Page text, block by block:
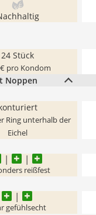
24 Stück
pro Kondom
Noppen
Ring unterhalb der
Eichel
reißfest
gefühlsecht